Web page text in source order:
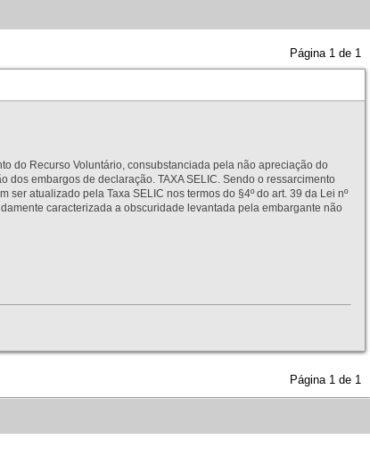
Página 1 de 1
do Recurso Voluntário, consubstanciada pela não apreciação do
embargos de declaração. TAXA SELIC. Sendo o ressarcimento
atualizado pela Taxa SELIC nos termos do §4º do art. 39 da Lei nº
caracterizada a obscuridade levantada pela embargante não
Página 1 de 1